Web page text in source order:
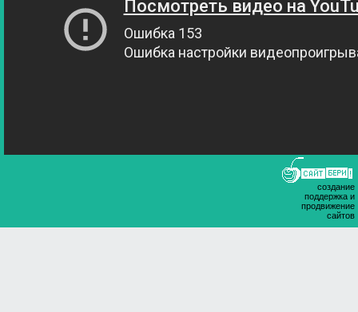
создание
поддержка и
продвижение
сайтов